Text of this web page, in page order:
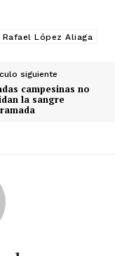
Rafael López Aliaga
siguiente
campesinas no
la sangre